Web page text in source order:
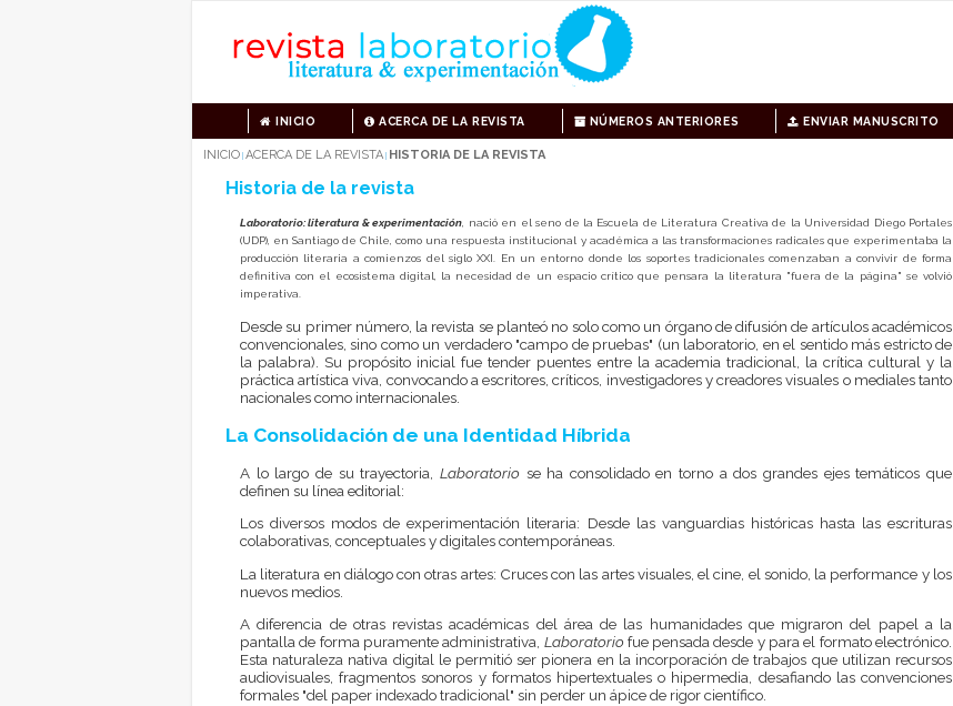
INICIO ACERCA DE LA REVISTA NÚMEROS ANTERIORES ENVIAR MANUSCRITO
INICIO | ACERCA DE LA REVISTA | HISTORIA DE LA REVISTA
Historia de la revista
Laboratorio: literatura & experimentación , nació en el seno de la Escuela de Literatura Creativa de la Universidad Diego Portales
(UDP), en Santiago de Chile, como una respuesta institucional y académica a las transformaciones radicales que experimentaba la
producción literaria a comienzos del siglo XXI. En un entorno donde los soportes tradicionales comenzaban a convivir de forma
definitiva con el ecosistema digital, la necesidad de un espacio crítico que pensara la literatura "fuera de la página" se volvió
imperativa.
Desde su primer número, la revista se planteó no solo como un órgano de difusión de artículos académicos
convencionales, sino como un verdadero "campo de pruebas" (un laboratorio, en el sentido más estricto de
la palabra). Su propósito inicial fue tender puentes entre la academia tradicional, la crítica cultural y la
práctica artística viva, convocando a escritores, críticos, investigadores y creadores visuales o mediales tanto
nacionales como internacionales.
La Consolidación de una Identidad Híbrida
A lo largo de su trayectoria, Laboratorio se ha consolidado en torno a dos grandes ejes temáticos que
definen su línea editorial:
Los diversos modos de experimentación literaria: Desde las vanguardias históricas hasta las escrituras
colaborativas, conceptuales y digitales contemporáneas.
La literatura en diálogo con otras artes: Cruces con las artes visuales, el cine, el sonido, la performance y los
nuevos medios.
A diferencia de otras revistas académicas del área de las humanidades que migraron del papel a la
pantalla de forma puramente administrativa, Laboratorio fue pensada desde y para el formato electrónico.
Esta naturaleza nativa digital le permitió ser pionera en la incorporación de trabajos que utilizan recursos
audiovisuales, fragmentos sonoros y formatos hipertextuales o hipermedia, desafiando las convenciones
formales "del paper indexado tradicional" sin perder un ápice de rigor científico.